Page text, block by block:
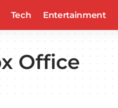
Tech Entertainment
Office